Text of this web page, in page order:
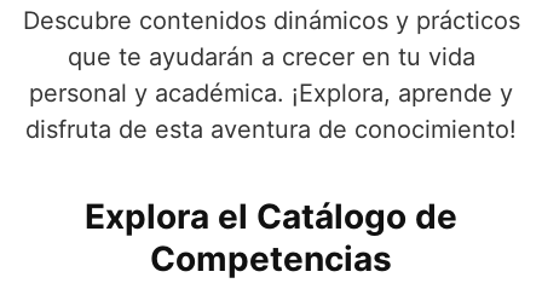
Descubre contenidos dinámicos y prácticos
que te ayudarán a crecer en tu vida
personal y académica. ¡Explora, aprende y
disfruta de esta aventura de conocimiento!
Explora el Catálogo de
Competencias